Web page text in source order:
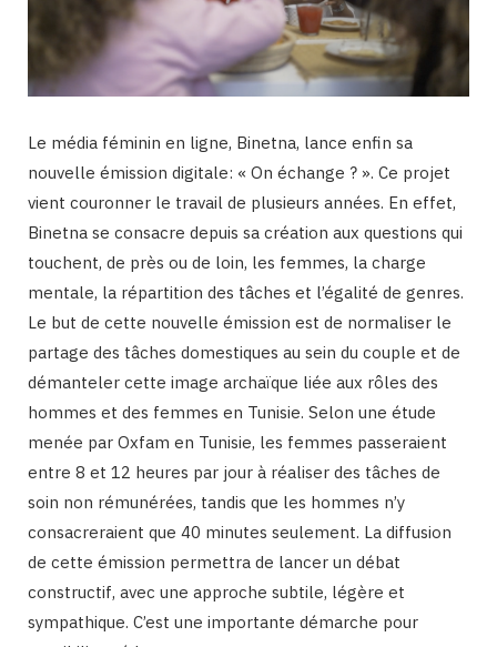
Le média féminin en ligne, Binetna, lance enfin sa
nouvelle émission digitale: « On échange ? ». Ce projet
vient couronner le travail de plusieurs années. En effet,
Binetna se consacre depuis sa création aux questions qui
touchent, de près ou de loin, les femmes, la charge
mentale, la répartition des tâches et l’égalité de genres.
Le but de cette nouvelle émission est de normaliser le
partage des tâches domestiques au sein du couple et de
démanteler cette image archaïque liée aux rôles des
hommes et des femmes en Tunisie. Selon une étude
menée par Oxfam en Tunisie, les femmes passeraient
entre 8 et 12 heures par jour à réaliser des tâches de
soin non rémunérées, tandis que les hommes n’y
consacreraient que 40 minutes seulement. La diffusion
de cette émission permettra de lancer un débat
constructif, avec une approche subtile, légère et
sympathique. C’est une importante démarche pour